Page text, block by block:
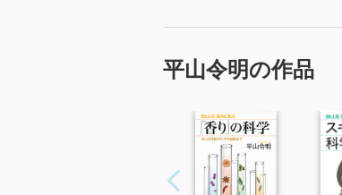
平山令明の作品